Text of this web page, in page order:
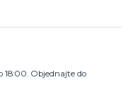
18:00. Objednajte do